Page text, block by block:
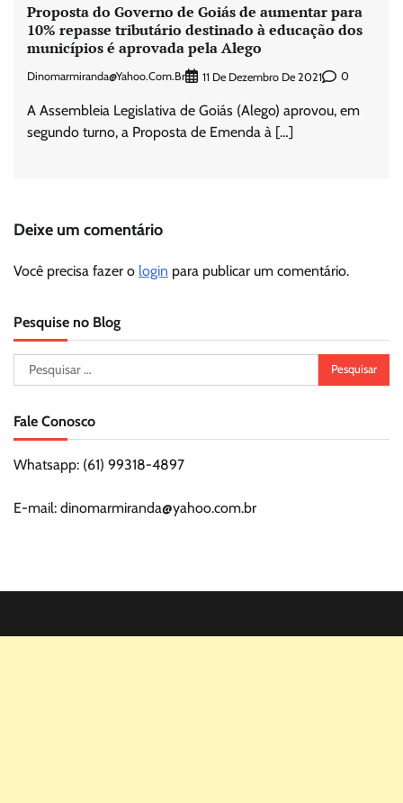
Proposta do Governo de Goiás de aumentar para
10% repasse tributário destinado à educação dos
municípios é aprovada pela Alego
Dinomarmiranda@yahoo.com.br 11 De Dezembro De 2021 0
A Assembleia Legislativa de Goiás (Alego) aprovou, em
segundo turno, a Proposta de Emenda à […]
Deixe um comentário
Você precisa fazer o login para publicar um comentário.
Pesquise no Blog
Pesquisar
por:
Fale Conosco
Whatsapp: (61) 99318-4897
E-mail: dinomarmiranda@yahoo.com.br